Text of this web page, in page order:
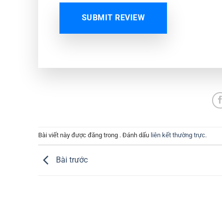
SUBMIT REVIEW
Bài viết này được đăng trong . Đánh dấu liên kết thường trực.
Bài trước